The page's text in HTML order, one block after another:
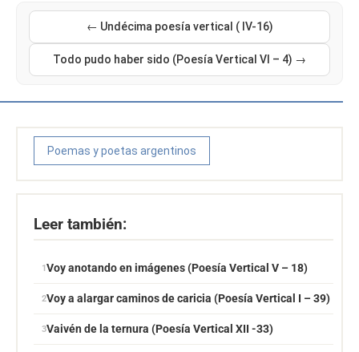
← Undécima poesía vertical ( IV-16)
Todo pudo haber sido (Poesía Vertical VI – 4) →
Poemas y poetas argentinos
Leer también:
Voy anotando en imágenes (Poesía Vertical V – 18)
Voy a alargar caminos de caricia (Poesía Vertical I – 39)
Vaivén de la ternura (Poesía Vertical XII -33)